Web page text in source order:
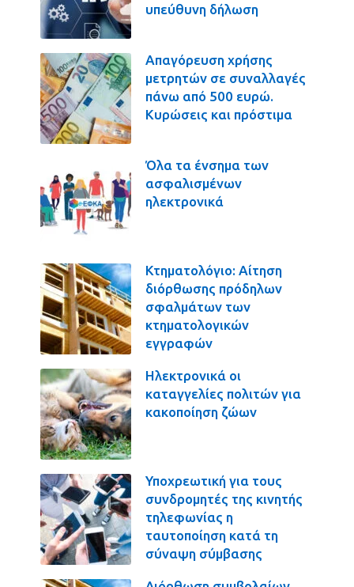
υπεύθυνη δήλωση
Απαγόρευση χρήσης
μετρητών σε συναλλαγές
πάνω από 500 ευρώ.
Κυρώσεις και πρόστιμα
Όλα τα ένσημα των
ασφαλισμένων
ηλεκτρονικά
Κτηματολόγιο: Αίτηση
διόρθωσης πρόδηλων
σφαλμάτων των
κτηματολογικών
εγγραφών
Ηλεκτρονικά οι
καταγγελίες πολιτών για
κακοποίηση ζώων
Υποχρεωτική για τους
συνδρομητές της κινητής
τηλεφωνίας η
ταυτοποίηση κατά τη
σύναψη σύμβασης